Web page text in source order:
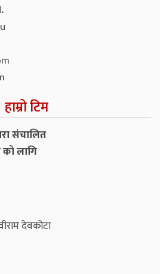
हाम्रो टिम
संचालित
लागि
देवकोटा